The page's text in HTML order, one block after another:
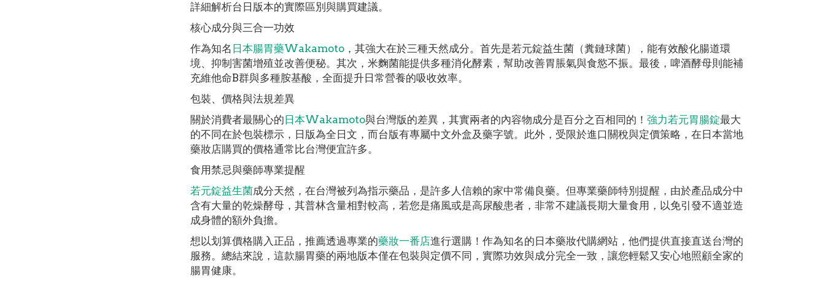
詳細解析台日版本的實際區別與購買建議。
核心成分與三合一功效
作為知名 日本腸胃藥Wakamoto ，其強大在於三種天然成分。首先是若元錠益生菌（糞鏈球菌），能有效酸化腸道環
境、抑制害菌增殖並改善便秘。其次，米麴菌能提供多種消化酵素，幫助改善胃脹氣與食慾不振。最後，啤酒酵母則能補
充維他命B群與多種胺基酸，全面提升日常營養的吸收效率。
包裝、價格與法規差異
關於消費者最關心的 日本Wakamoto與台灣版的差異，其實兩者的內容物成分是百分之百相同的！強力若元胃腸錠最大
的不同在於包裝標示，日版為全日文，而台版有專屬中文外盒及藥字號。此外，受限於進口關稅與定價策略，在日本當地
藥妝店購買的價格通常比台灣便宜許多。
食用禁忌與藥師專業提醒
若元錠益生菌成分天然，在台灣被列為指示藥品，是許多人信賴的家中常備良藥。但專業藥師特別提醒，由於產品成分中
含有大量的乾燥酵母，其普林含量相對較高，若您是痛風或是高尿酸患者，非常不建議長期大量食用，以免引發不適並造
成身體的額外負擔。
想以划算價格購入正品，推薦透過專業的藥妝一番店進行選購！作為知名的日本藥妝代購網站，他們提供直接直送台灣的
服務。總結來說，這款腸胃藥的兩地版本僅在包裝與定價不同，實際功效與成分完全一致，讓您輕鬆又安心地照顧全家的
腸胃健康。